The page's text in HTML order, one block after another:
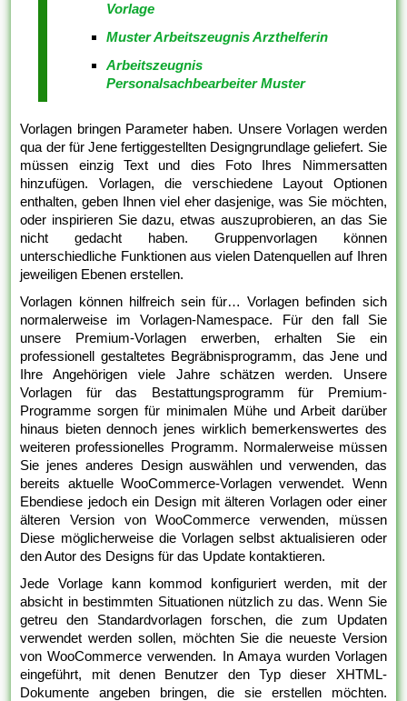
Vorlage
Muster Arbeitszeugnis Arzthelferin
Arbeitszeugnis
Personalsachbearbeiter Muster
Vorlagen bringen Parameter haben. Unsere Vorlagen werden
qua der für Jene fertiggestellten Designgrundlage geliefert. Sie
müssen einzig Text und dies Foto Ihres Nimmersatten
hinzufügen. Vorlagen, die verschiedene Layout Optionen
enthalten, geben Ihnen viel eher dasjenige, was Sie möchten,
oder inspirieren Sie dazu, etwas auszuprobieren, an das Sie
nicht gedacht haben. Gruppenvorlagen können
unterschiedliche Funktionen aus vielen Datenquellen auf Ihren
jeweiligen Ebenen erstellen.
Vorlagen können hilfreich sein für… Vorlagen befinden sich
normalerweise im Vorlagen-Namespace. Für den fall Sie
unsere Premium-Vorlagen erwerben, erhalten Sie ein
professionell gestaltetes Begräbnisprogramm, das Jene und
Ihre Angehörigen viele Jahre schätzen werden. Unsere
Vorlagen für das Bestattungsprogramm für Premium-
Programme sorgen für minimalen Mühe und Arbeit darüber
hinaus bieten dennoch jenes wirklich bemerkenswertes des
weiteren professionelles Programm. Normalerweise müssen
Sie jenes anderes Design auswählen und verwenden, das
bereits aktuelle WooCommerce-Vorlagen verwendet. Wenn
Ebendiese jedoch ein Design mit älteren Vorlagen oder einer
älteren Version von WooCommerce verwenden, müssen
Diese möglicherweise die Vorlagen selbst aktualisieren oder
den Autor des Designs für das Update kontaktieren.
Jede Vorlage kann kommod konfiguriert werden, mit der
absicht in bestimmten Situationen nützlich zu das. Wenn Sie
getreu den Standardvorlagen forschen, die zum Updaten
verwendet werden sollen, möchten Sie die neueste Version
von WooCommerce verwenden. In Amaya wurden Vorlagen
eingeführt, mit denen Benutzer den Typ dieser XHTML-
Dokumente angeben bringen, die sie erstellen möchten.